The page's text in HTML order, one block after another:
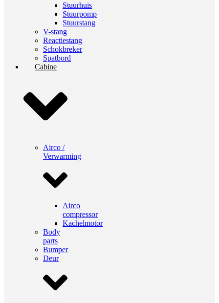
Stuurhuis
Stuurpomp
Stuurstang
V-stang
Reactiestang
Schokbreker
Spatbord
Cabine
Airco /
Verwarming
Airco
compressor
Kachelmotor
Body
parts
Bumper
Deur